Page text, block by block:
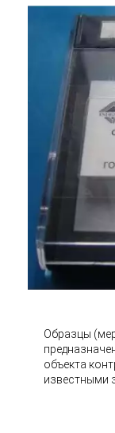
Образцы
объекта
известными